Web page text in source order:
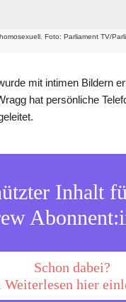
Foto: Parliament TV/
mit intimen Bildern
hat persönliche
Inhalt
Schon dabei?
Weiterlesen hier